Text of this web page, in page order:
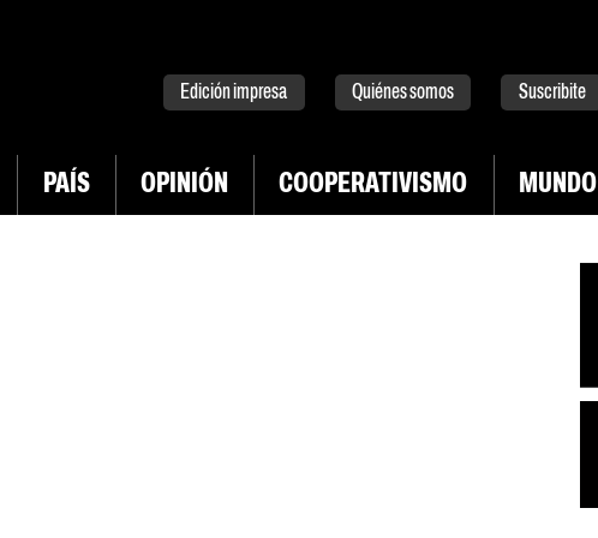
Edición impresa Quiénes somos Suscribite
PAÍS OPINIÓN COOPERATIVISMO MUNDO